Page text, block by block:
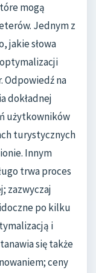
mogą
Jednym z
jakie słowa
Odpowiedź na
dokładnej
użytkowników
turystycznych
Innym
trwa proces
zazwyczaj
po kilku
i
się także
ceny